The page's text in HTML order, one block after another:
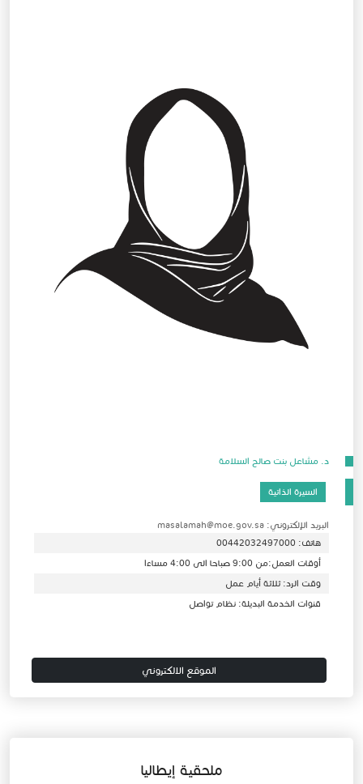
د. مشاعل بنت صالح السلامة
السيرة الذاتية
البريد الإلكتروني: masalamah@moe.gov.sa
هاتف: 00442032497000
أوقات العمل:من 9:00 صباحا الى 4:00 مساءا
وقت الرد: ثلاثة أيام عمل
قنوات الخدمة البديلة: نظام تواصل
الموقع الالكتروني
ملحقية إيطاليا